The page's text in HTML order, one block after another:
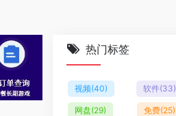
热门标签
视频(40) 软件(33)
网盘(29) 免费(25)